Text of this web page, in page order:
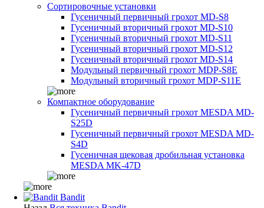
Сортировочные установки
Гусеничный первичный грохот MD-S8
Гусеничный вторичный грохот MD-S10
Гусеничный вторичный грохот MD-S11
Гусеничный вторичный грохот MD-S12
Гусеничный вторичный грохот MD-S14
Модульный первичный грохот MDP-S8E
Модульный вторичный грохот MDP-S11E
Компактное оборудование
Гусеничный первичный грохот MESDA MD-
S25D
Гусеничный первичный грохот MESDA MD-
S4D
Гусеничная щековая дробильная установка
MESDA MK-47D
Bandit